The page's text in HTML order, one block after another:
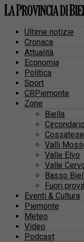
Ultime notizie
Cronaca
Attualità
Economia
Politica
Sport
CRPiemonte
Zone
Biella
Circondario
Cossatese
Valli
Valle Elvo
Valle
Basso
Fuori
Eventi & Cultura
Piemonte
Meteo
Video
Podcast